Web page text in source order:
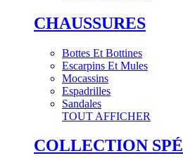
CHAUSSURES
Bottes Et Bottines
Escarpins Et Mules
Mocassins
Espadrilles
Sandales
TOUT AFFICHER
COLLECTION